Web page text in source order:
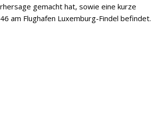
gemacht hat, sowie eine kurze
am Flughafen Luxemburg-Findel befindet.